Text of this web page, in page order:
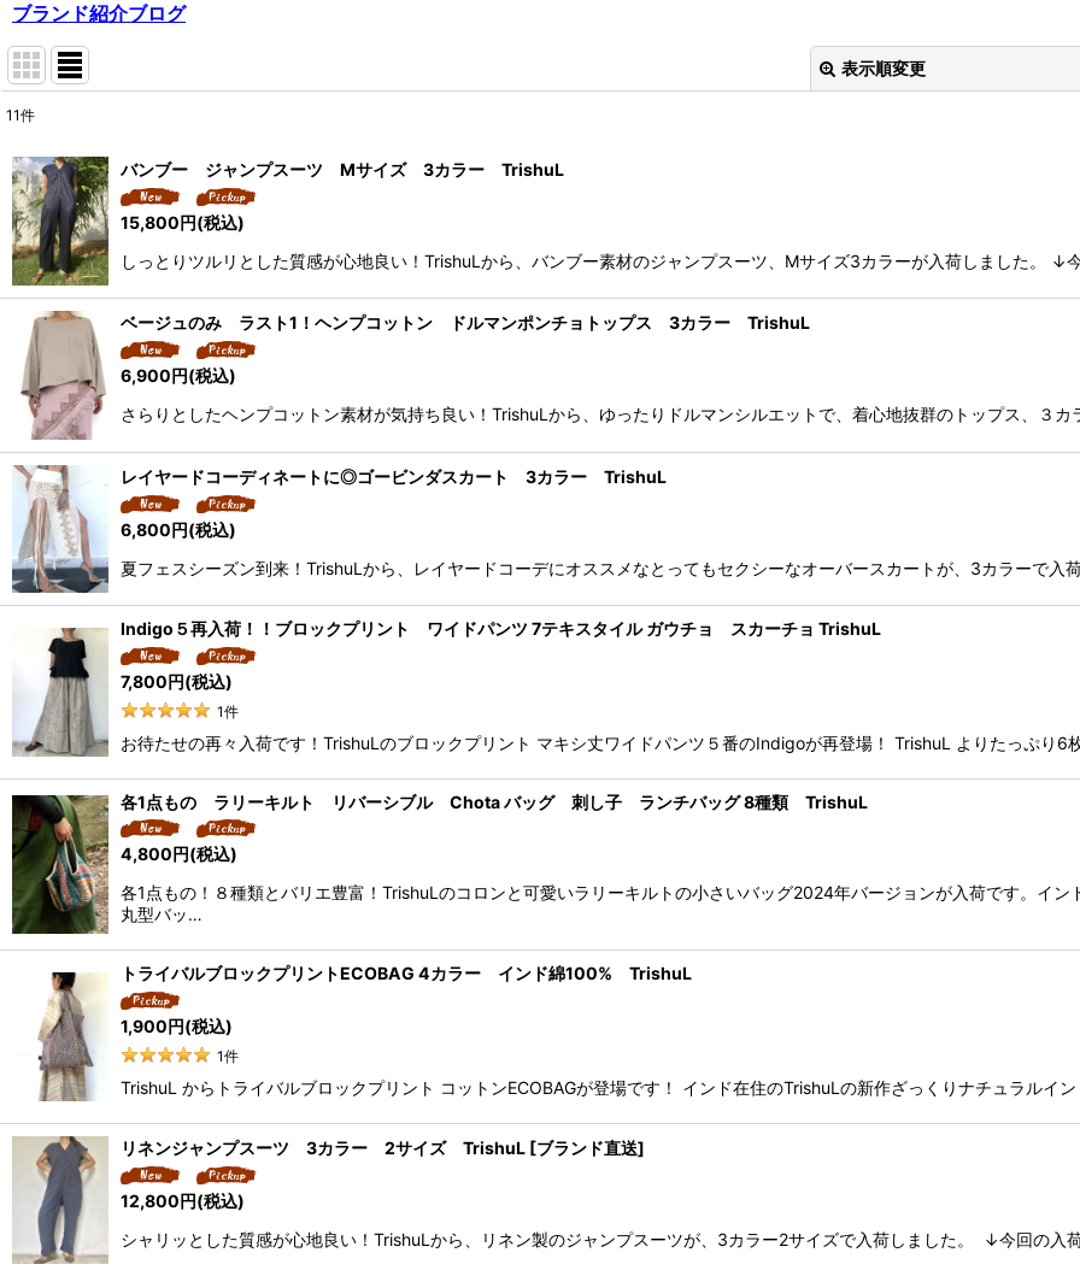
ブランド紹介ブログ
表示順変更
並び順:
絞り込む
11件
バンブー ジャンプスーツ Mサイズ 3カラー TrishuL
15,800円(税込)
しっとりツルリとした質感が心地良い！TrishuLから、バンブー素材のジャンプスーツ、Mサイズ3カラーが入荷しました。
ベージュのみ ラスト1！ヘンプコットン ドルマンポンチョトップス 3カラー TrishuL
6,900円(税込)
さらりとしたヘンプコットン素材が気持ち良い！TrishuLから、ゆったりドルマンシルエットで、着心地抜群のトップス、
レイヤードコーディネートに◎ゴービンダスカート 3カラー TrishuL
6,800円(税込)
夏フェスシーズン到来！TrishuLから、レイヤードコーデにオススメなとってもセクシーなオーバースカートが、3カラーで
Indigo５再入荷！！ブロックプリント ワイドパンツ 7テキスタイル ガウチョ スカーチョ TrishuL
7,800円(税込)
1件
お待たせの再々入荷です！TrishuLのブロックプリント マキシ丈ワイドパンツ５番のIndigoが再登場！ TrishuL よりたっぷり
各1点もの ラリーキルト リバーシブル Chota バッグ 刺し子 ランチバッグ 8種類 TrishuL
4,800円(税込)
各1点もの！８種類とバリエ豊富！TrishuLのコロンと可愛いラリーキルトの小さいバッグ2024年バージョンが入荷です。イ
丸型バッ…
トライバルブロックプリントECOBAG 4カラー インド綿100% TrishuL
1,900円(税込)
1件
TrishuL からトライバルブロックプリント コットンECOBAGが登場です！ インド在住のTrishuLの新作ざっくりナチュラルイ
リネンジャンプスーツ 3カラー 2サイズ TrishuL [ブランド直送]
12,800円(税込)
シャリッとした質感が心地良い！TrishuLから、リネン製のジャンプスーツが、3カラー2サイズで入荷しました。 ↓今回の